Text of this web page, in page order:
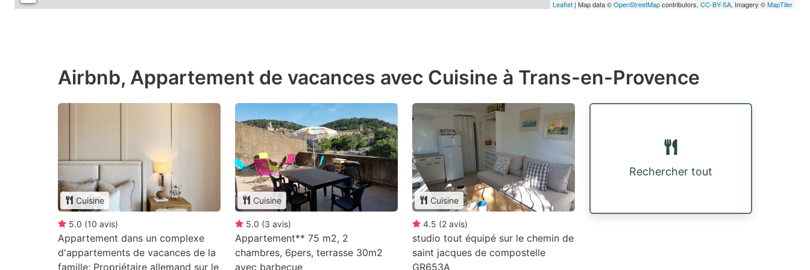
Leaflet | Map data ©OpenStreetMapcontributors, CC-BY-SA, Imagery ©MapTiler
Airbnb, Appartement de vacances avec Cuisine à Trans-en-Provence
Cuisine
5.0 (10 avis)
Appartement dans un complexe
d'appartements de vacances de la
famille; Propriétaire allemand sur le
Cuisine
5.0 (3 avis)
Appartement** 75 m2, 2
chambres, 6pers, terrasse 30m2
avec barbecue
Cuisine
4.5 (2 avis)
studio tout équipé sur le chemin de
saint jacques de compostelle
GR653A
Rechercher tout